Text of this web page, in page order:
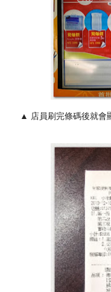
▲ 店員刷完條碼後就會